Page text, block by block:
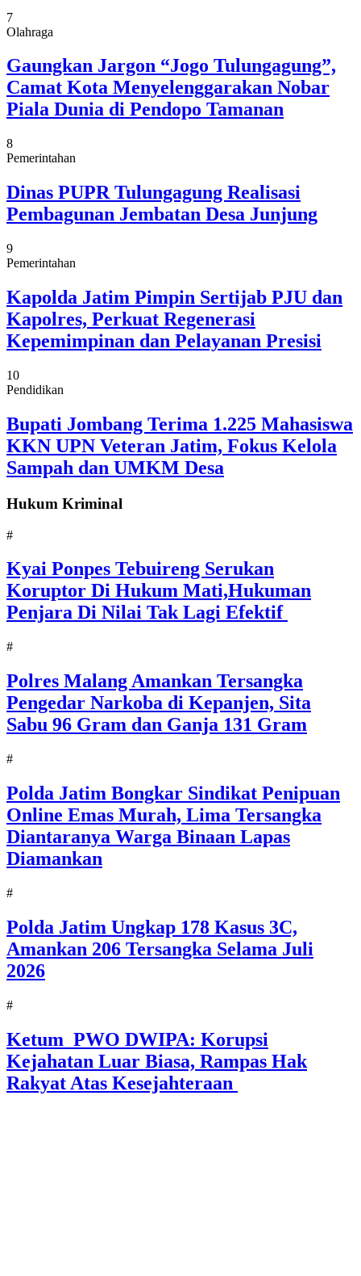
7
Olahraga
Gaungkan Jargon “Jogo Tulungagung”,
Camat Kota Menyelenggarakan Nobar
Piala Dunia di Pendopo Tamanan
8
Pemerintahan
Dinas PUPR Tulungagung Realisasi
Pembagunan Jembatan Desa Junjung
9
Pemerintahan
Kapolda Jatim Pimpin Sertijab PJU dan
Kapolres, Perkuat Regenerasi
Kepemimpinan dan Pelayanan Presisi
10
Pendidikan
Bupati Jombang Terima 1.225 Mahasiswa
KKN UPN Veteran Jatim, Fokus Kelola
Sampah dan UMKM Desa
Hukum Kriminal
#
Kyai Ponpes Tebuireng Serukan
Koruptor Di Hukum Mati,Hukuman
Penjara Di Nilai Tak Lagi Efektif
#
Polres Malang Amankan Tersangka
Pengedar Narkoba di Kepanjen, Sita
Sabu 96 Gram dan Ganja 131 Gram
#
Polda Jatim Bongkar Sindikat Penipuan
Online Emas Murah, Lima Tersangka
Diantaranya Warga Binaan Lapas
Diamankan
#
Polda Jatim Ungkap 178 Kasus 3C,
Amankan 206 Tersangka Selama Juli
2026
#
Ketum PWO DWIPA: Korupsi
Kejahatan Luar Biasa, Rampas Hak
Rakyat Atas Kesejahteraan